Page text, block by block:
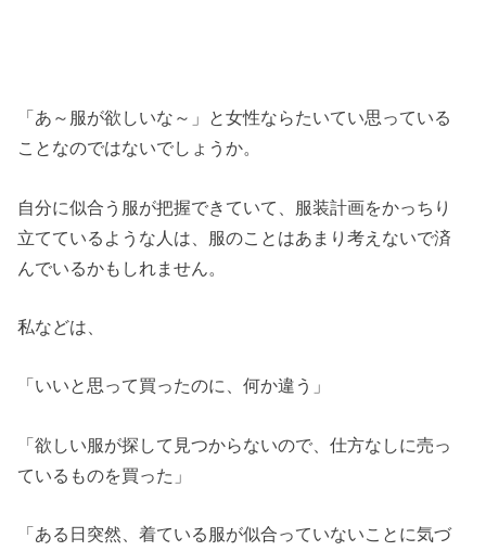
「あ～服が欲しいな～」と女性ならたいてい思っている
ことなのではないでしょうか。
自分に似合う服が把握できていて、服装計画をかっちり
立てているような人は、服のことはあまり考えないで済
んでいるかもしれません。
私などは、
「いいと思って買ったのに、何か違う」
「欲しい服が探して見つからないので、仕方なしに売っ
ているものを買った」
「ある日突然、着ている服が似合っていないことに気づ